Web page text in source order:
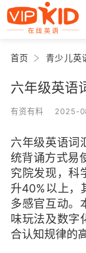
首页 青少儿英
六年级英语
有资有料 2025-
六年级英语词
统背诵方式易
究院发现，科
升40%以上，
多感官互动。
味玩法及数字
合认知规律的